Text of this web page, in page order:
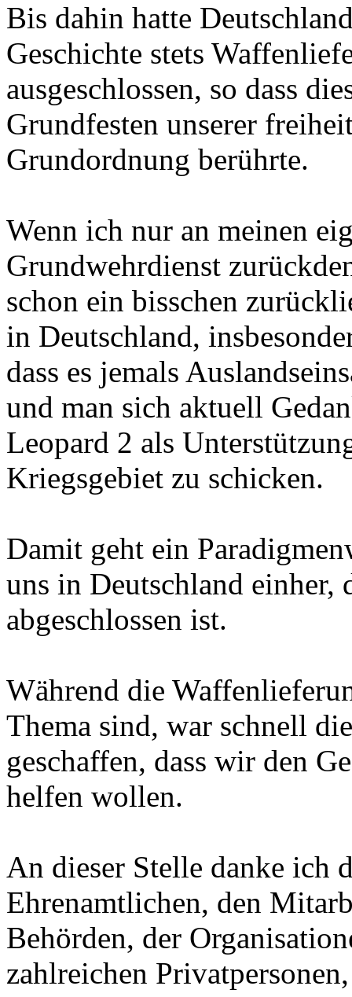
Bis dahin hatte
Geschichte stets
ausgeschlossen, so dass
Grundfesten unserer
Grundordnung berührte.
Wenn ich nur an meinen
Grundwehrdienst
schon ein bisschen
in Deutschland,
dass es jemals
und man sich aktuell
Leopard 2 als
Kriegsgebiet zu schicken.
Damit geht ein
uns in Deutschland einher,
abgeschlossen ist.
Während die
Thema sind, war schnell
geschaffen, dass wir den
helfen wollen.
An dieser Stelle danke ich
Ehrenamtlichen, den
Behörden, der
zahlreichen